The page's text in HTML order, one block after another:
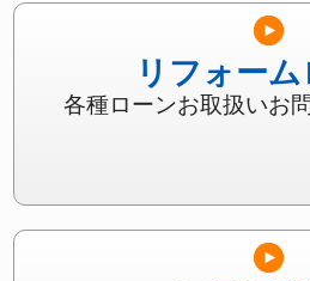
リフォー
各種ローンお取扱いお